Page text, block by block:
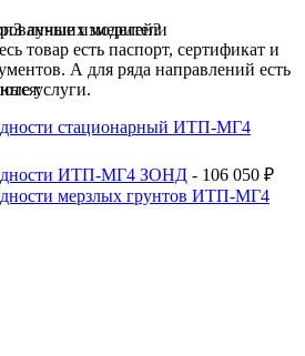
измерители
товар есть паспорт, сертификат и
А для ряда направлений есть
услуги.
лучших моделей?
стационарный ИТП-МГ4
ИТП-МГ4 ЗОНД - 106 050 ₽
мерзлых грунтов ИТП-МГ4